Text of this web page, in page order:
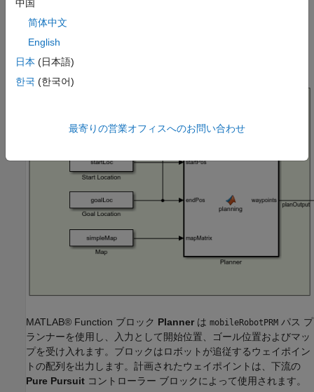
計画
MATLAB® Function ブロック Planner は mobileRobotPRM パス プ
ランナーを使用し、入力として開始位置、ゴール位置およびマッ
プを受け入れます。ブロックはロボットが追従するウェイポイン
トの配列を出力します。計画されたウェイポイントは、下流の
Pure Pursuit コントローラー ブロックによって使用されます。
中国
简体中文
English
日本 (日本語)
한국 (한국어)
最寄りの営業オフィスへのお問い合わせ